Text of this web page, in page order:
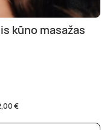
kūno masažas
€